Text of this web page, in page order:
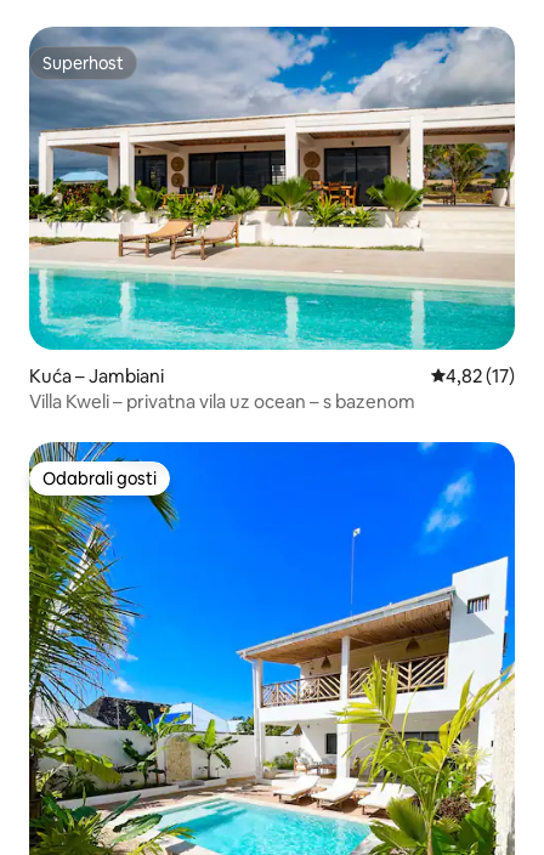
Superhost
Superhost
Kuća – Jambiani Prosječna
4,82 (17)
Villa Kweli – privatna vila uz ocean – s bazenom
Odabrali gosti
Odabrali gosti